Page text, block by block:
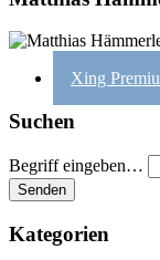
Xing
Suchen
Begriff eingeben…
Kategorien